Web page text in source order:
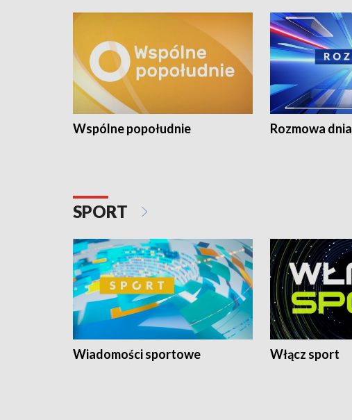
Wspólne popołudnie Rozmowa dnia
SPORT
Wiadomości sportowe Włącz sport